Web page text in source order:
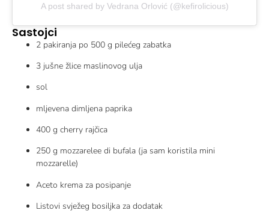
A post shared by Vedrana Orlović (@kefirolicious)
Sastojci
2 pakiranja po 500 g pilećeg zabatka
3 jušne žlice maslinovog ulja
sol
mljevena dimljena paprika
400 g cherry rajčica
250 g mozzarelee di bufala (ja sam koristila mini
mozzarelle)
Aceto krema za posipanje
Listovi svježeg bosiljka za dodatak